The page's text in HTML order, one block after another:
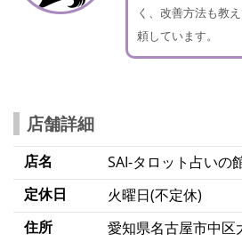
く、改善方法も教
頼しています。
店舗詳細
店名 SAI-タロット占いの
定休日
火曜日(不定休)
住所
愛知県名古屋市中区